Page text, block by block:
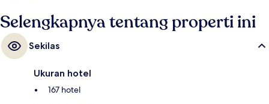
Selengkapnya tentang properti ini
Sekilas
Ukuran hotel
167 hotel